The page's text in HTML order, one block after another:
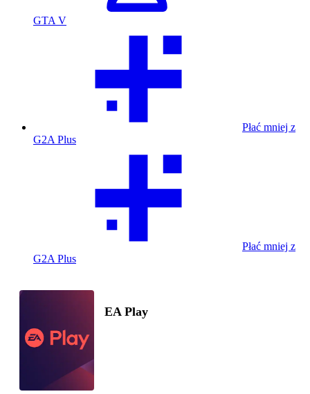
GTA V
Płać mniej z
G2A Plus
Płać mniej z
G2A Plus
EA Play